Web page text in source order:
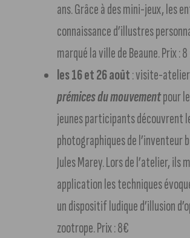
ans. Grâce à des mini-jeux, les
connaissance d’illustres
marqué la ville de Beaune. Prix :
les 16 et 26 août: visite-
prémices du mouvementpour
jeunes participants découvrent
photographiques de l’inventeur
Jules Marey. Lors de l’atelier, ils
application les techniques
un dispositif ludique d’illusion
zootrope. Prix : 8€